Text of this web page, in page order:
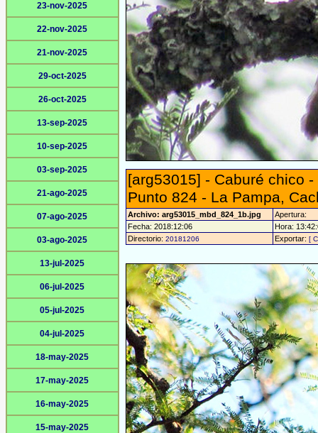
23-nov-2025
22-nov-2025
21-nov-2025
29-oct-2025
26-oct-2025
13-sep-2025
10-sep-2025
03-sep-2025
21-ago-2025
07-ago-2025
03-ago-2025
13-jul-2025
06-jul-2025
05-jul-2025
04-jul-2025
18-may-2025
17-may-2025
16-may-2025
15-may-2025
[arg53015] - Caburé chico
Punto 824 - La Pampa,
Archivo: arg53015_mbd_824_1b.jpg
Apertura:
Fecha: 2018:12:06
Hora:
Directorio: 20181206 Exportar: [